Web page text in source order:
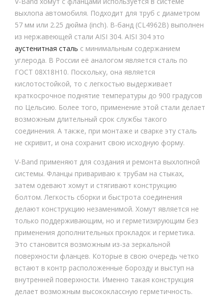
выхлопа автомобиля. Подходит для труб с диаметром
57 мм или 2.25 дюйма (inch). В-банд (CL4962B) выполнен
из нержавеющей стали AISI 304. AISI 304 это
аустенитная сталь с минимальным содержанием
углерода. В России её аналогом является сталь по
ГОСТ 08Х18Н10. Поскольку, она является
кислотостойкой, то с легкостью выдерживает
краткосрочное поднятие температуры до 900 градусов
по Цельсию. Более того, применение этой стали делает
возможным длительный срок службы такого
соединения. А также, при монтаже и сварке эту сталь
не скривит, и она сохранит свою исходную форму.
V-Band применяют для создания и ремонта выхлопной
системы. Фланцы привариваю к трубам на стыках,
затем одевают хомут и стягивают конструкцию
болтом. Легкость сборки и быстрота соединения
делают конструкцию незаменимой. Хомут является не
только поддерживающим, но и герметизирующим без
применения дополнительных прокладок и герметика.
Это становится возможным из-за зеркальной
поверхности фланцев. Которые в свою очередь четко
встают в контр расположенные борозду и выступ на
внутренней поверхности. Именно такая конструкция
делает возможным высококлассную герметичность.